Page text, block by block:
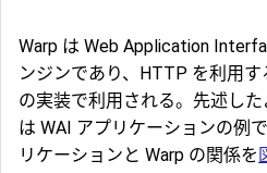
Warp は Web Application
ンジンであり、HTTP を利用
の実装で利用される。先述した
は WAI アプリケーションの例
リケーションと Warp の関係を